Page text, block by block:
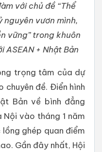
với chủ đề “Thể
vươn mình,
vững” trong khuôn
ASEAN + Nhật Bản
trọng tâm của dự
chuyên đề. Điển hình
Bản về bình đẳng
vào tháng 1 năm
ghép quan điểm
Gần đây nhất, Hội